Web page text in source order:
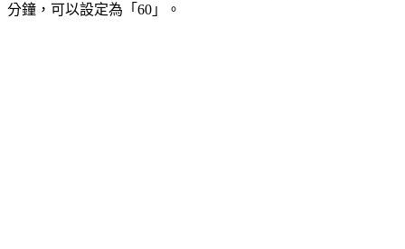
分鐘，可以設定為「60」。